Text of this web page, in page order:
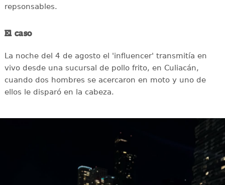
repsonsables.
El caso
La noche del 4 de agosto el 'influencer' transmitía en
vivo desde una sucursal de pollo frito, en Culiacán,
cuando dos hombres se acercaron en moto y uno de
ellos le disparó en la cabeza.